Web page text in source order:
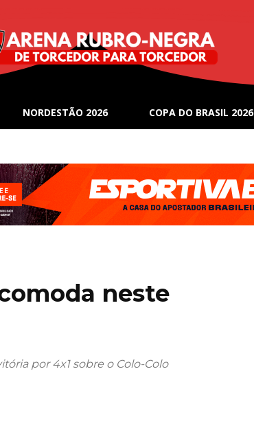
NORDESTÃO 2026 COPA DO BRASIL 2026
neste
por 4x1 sobre o Colo-Colo